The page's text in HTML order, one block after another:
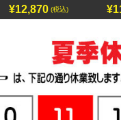
¥11,797 (税込)